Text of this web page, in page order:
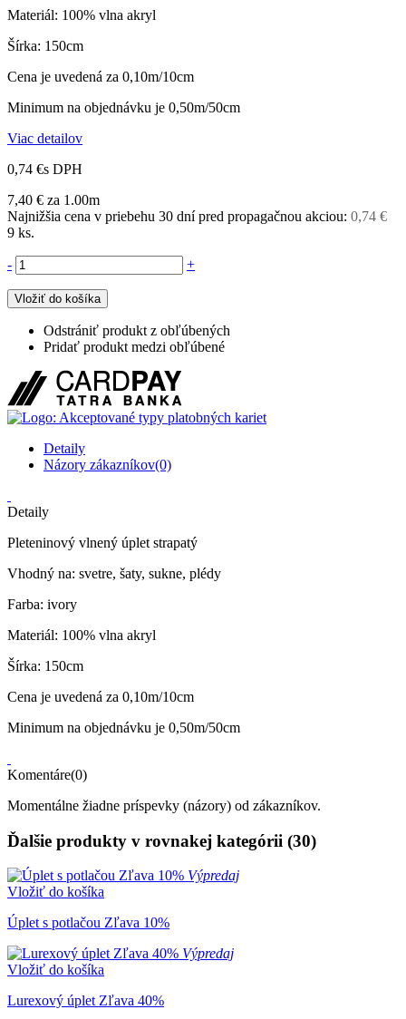
Materiál: 100% vlna akryl
Šírka: 150cm
Cena je uvedená za 0,10m/10cm
Minimum na objednávku je 0,50m/50cm
Viac detailov
0,74 €s DPH
7,40 € za 1.00m
Najnižšia cena v priebehu 30 dní pred propagačnou akciou: 0,74 €
9 ks.
- +
Vložiť do košíka
Odstrániť produkt z obľúbených
Pridať produkt medzi obľúbené
Detaily
Názory zákazníkov(0)
Detaily
Pleteninový vlnený úplet strapatý
Vhodný na: svetre, šaty, sukne, plédy
Farba: ivory
Materiál: 100% vlna akryl
Šírka: 150cm
Cena je uvedená za 0,10m/10cm
Minimum na objednávku je 0,50m/50cm
Komentáre(0)
Momentálne žiadne príspevky (názory) od zákazníkov.
Ďalšie produkty v rovnakej kategórii (30)
Výpredaj
Vložiť do košíka
Úplet s potlačou Zľava 10%
Výpredaj
Vložiť do košíka
Lurexový úplet Zľava 40%